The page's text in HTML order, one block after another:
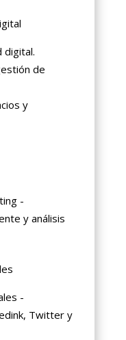
digital.
de
y
-
y análisis
-
Twitter y